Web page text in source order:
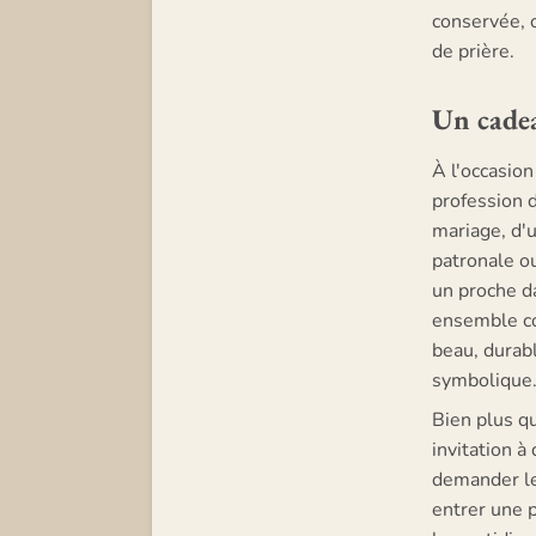
conservée,
de prière.
Un
À
profession
mariage,
patronale
un proche
ensemble
beau,
symbolique.
Bien plus
invitation à
demander
entrer une